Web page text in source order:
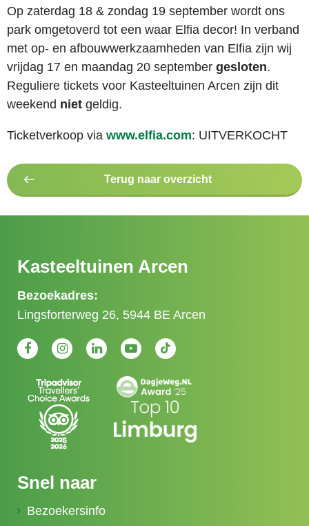
Op zaterdag 18 & zondag 19 september wordt ons
park omgetoverd tot een waar Elfia decor! In verband
met op- en afbouwwerkzaamheden van Elfia zijn wij
vrijdag 17 en maandag 20 september gesloten.
Reguliere tickets voor Kasteeltuinen Arcen zijn dit
weekend niet geldig.
Ticketverkoop via www.elfia.com: UITVERKOCHT
Terug naar overzicht
Kasteeltuinen Arcen
Bezoekadres:
Lingsforterweg 26, 5944 BE Arcen
Snel naar
Bezoekersinfo